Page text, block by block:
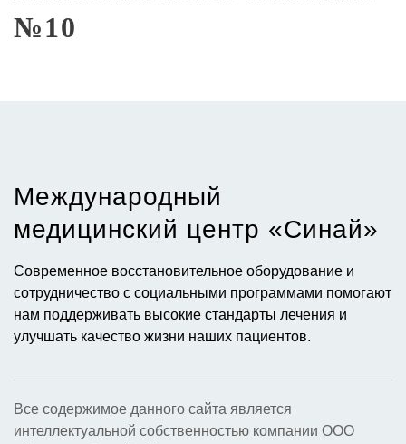
№10
Международный
медицинский центр «Синай»​
Современное восстановительное оборудование и
сотрудничество с социальными программами помогают
нам поддерживать высокие стандарты лечения и
улучшать качество жизни наших пациентов.
Все содержимое данного сайта является
интеллектуальной собственностью компании ООО